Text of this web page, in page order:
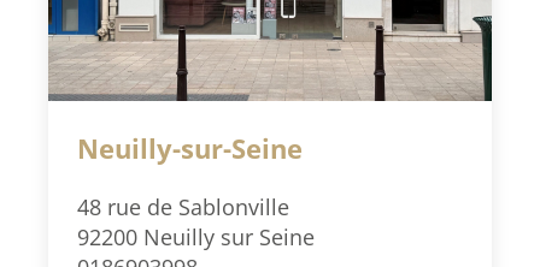
Neuilly-sur-Seine
48 rue de Sablonville
92200 Neuilly sur Seine